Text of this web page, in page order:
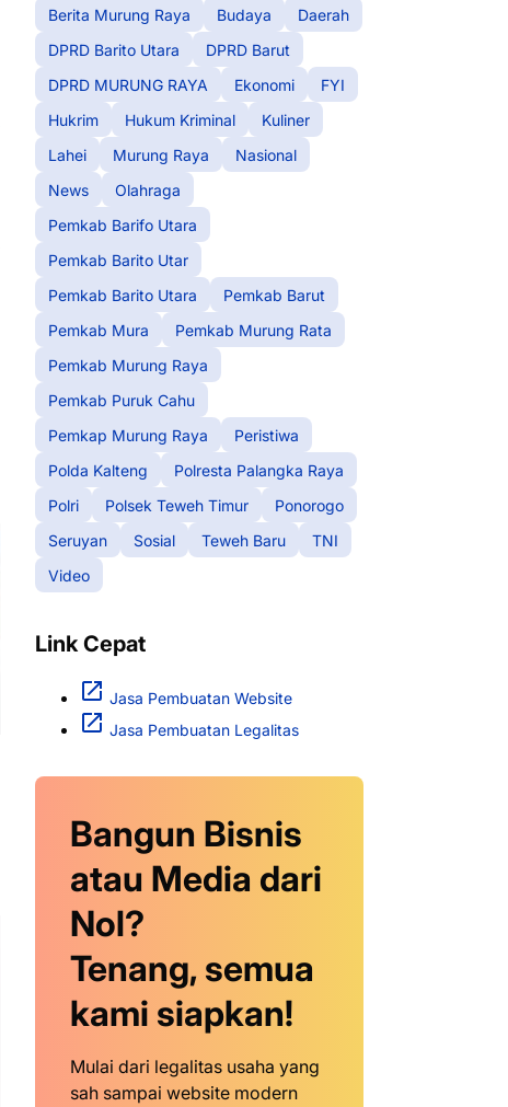
Berita Murung Raya
Budaya
Daerah
DPRD Barito Utara
DPRD Barut
DPRD MURUNG RAYA
Ekonomi
FYI
Hukrim
Hukum Kriminal
Kuliner
Lahei
Murung Raya
Nasional
News
Olahraga
Pemkab Barifo Utara
Pemkab Barito Utar
Pemkab Barito Utara
Pemkab Barut
Pemkab Mura
Pemkab Murung Rata
Pemkab Murung Raya
Pemkab Puruk Cahu
Pemkap Murung Raya
Peristiwa
Polda Kalteng
Polresta Palangka Raya
Polri
Polsek Teweh Timur
Ponorogo
Seruyan
Sosial Teweh Baru
TNI
Video
Link Cepat
Jasa Pembuatan Website
Jasa Pembuatan Legalitas
Bangun Bisnis
atau Media dari
Nol?
Tenang, semua
kami siapkan!
Mulai dari legalitas usaha yang
sah sampai website modern